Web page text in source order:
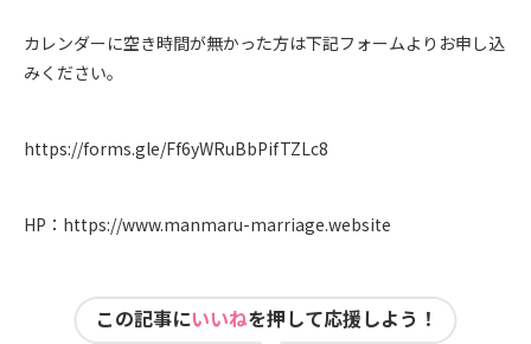
カレンダーに空き時間が無かった方は下記フォームよりお申し込
みください。
https://forms.gle/Ff6yWRuBbPifTZLc8
HP： https://www.manmaru-marriage.website
この記事にいいねを押して応援しよう！